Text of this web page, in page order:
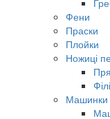
Фени
Праски
Плойки
Ножиці
Машинки